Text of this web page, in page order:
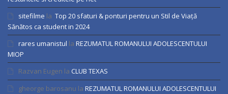
sitefilme la Top 20 sfaturi & ponturi pentru un Stil de Viață
Sănătos ca student in 2024
rares umanistul la REZUMATUL ROMANULUI ADOLESCENTULUI
MIOP
Razvan Eugen la CLUB TEXAS
gheorge barosanu la REZUMATUL ROMANULUI ADOLESCENTULUI